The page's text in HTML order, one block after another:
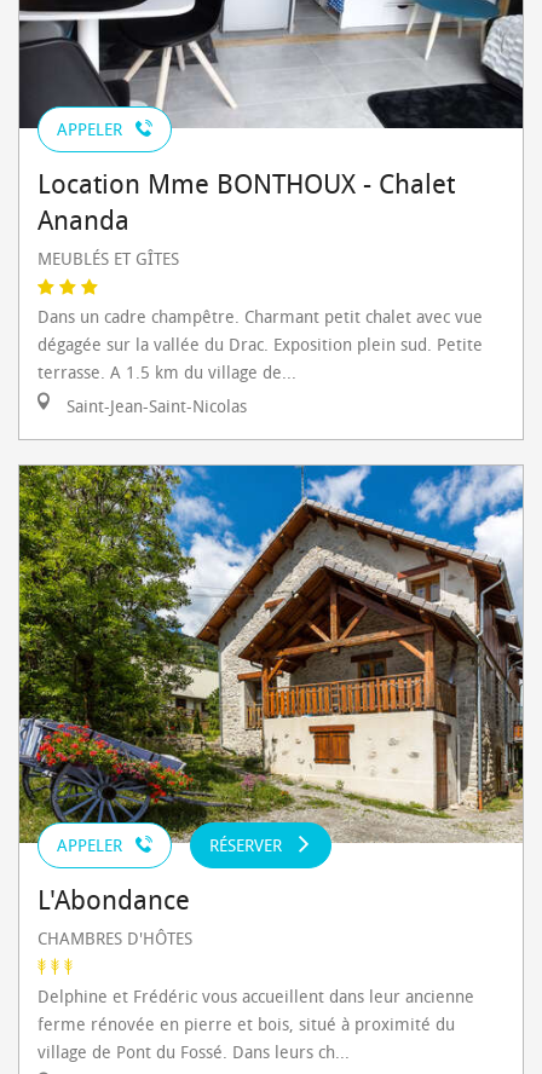
APPELER
Location Mme BONTHOUX - Chalet
Ananda
MEUBLÉS ET GÎTES
Dans un cadre champêtre. Charmant petit chalet avec vue
dégagée sur la vallée du Drac. Exposition plein sud. Petite
terrasse. A 1.5 km du village de...
Saint-Jean-Saint-Nicolas
APPELER RÉSERVER
L'Abondance
CHAMBRES D'HÔTES
Delphine et Frédéric vous accueillent dans leur ancienne
ferme rénovée en pierre et bois, situé à proximité du
village de Pont du Fossé. Dans leurs ch...